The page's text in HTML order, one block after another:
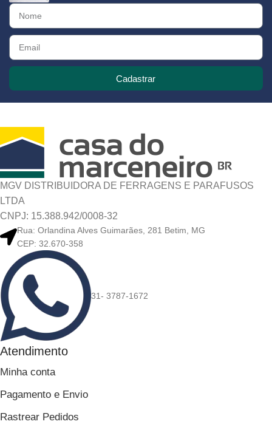
Cadastrar
MGV DISTRIBUIDORA DE FERRAGENS E PARAFUSOS
LTDA
CNPJ: 15.388.942/0008-32
Rua: Orlandina Alves Guimarães, 281 Betim, MG
CEP: 32.670-358
31- 3787-1672
Atendimento
Minha conta
Pagamento e Envio
Rastrear Pedidos